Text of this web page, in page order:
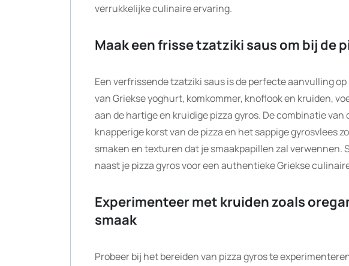
verrukkelijke culinaire ervaring.
Maak een frisse tzatziki saus om bij de
Een verfrissende tzatziki saus is de perfecte aanvulling
van Griekse yoghurt, komkommer, knoflook en kruiden,
aan de hartige en kruidige pizza gyros. De combinatie
knapperige korst van de pizza en het sappige gyrosvlees
smaken en texturen dat je smaakpapillen zal verwennen.
naast je pizza gyros voor een authentieke Griekse
Experimenteer met kruiden zoals
smaak
Probeer bij het bereiden van pizza gyros te